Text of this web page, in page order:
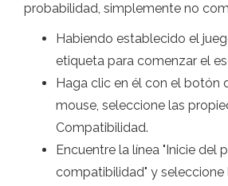
probabilidad, simplemente no
Habiendo establecido el
etiqueta para comenzar el
Haga clic en él con el botón
mouse, seleccione las
Compatibilidad.
Encuentre la línea "Inicie del
compatibilidad" y seleccione